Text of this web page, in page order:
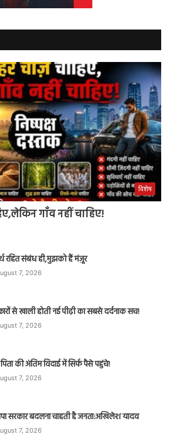
विशेष
गाँव नहीं चाहिए!
रहित संबंध ही,मुझको हैं मंज़ूर
7, 2026
से खाली होती नई पीढ़ी का सबसे दर्दनाक सच!
7, 2026
की अंतिम विदाई में सिर्फ पैसे पहुंचे!
7, 2026
सरकार बदलना चाहती है जनता:अखिलेश यादव
7, 2026